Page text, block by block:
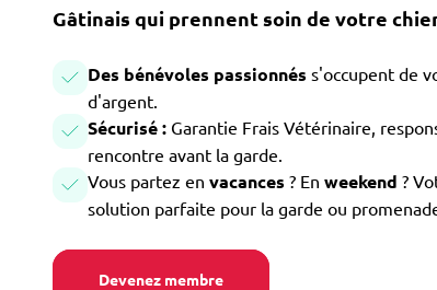
Gâtinais qui prennent soin de votre
Des bénévoles passionnés s'occupent de
d'argent.
Sécurisé : Garantie Frais Vétérinaire,
rencontre avant la garde.
Vous partez en vacances ? En weekend ?
solution parfaite pour la garde ou
Devenez membre